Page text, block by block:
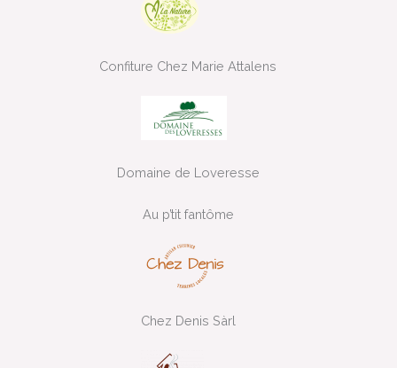
Confiture Chez Marie Attalens
Domaine de Loveresse
Au p’tit fantôme
Chez Denis Sàrl